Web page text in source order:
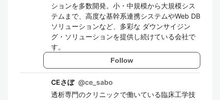
ションを多数開発。小・中規模から大規模シス
テムまで、高度な基幹系連携システムやWeb DB
ソリューションなど、多彩な ダウンサイジン
グ・ソリューションを提供し続けている会社で
す。
Follow
CEさぼ @ce_sabo
透析専門のクリニックで働いている臨床工学技